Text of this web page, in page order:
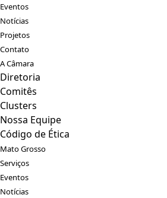
Eventos
Notícias
Projetos
Contato
A Câmara
Diretoria
Comitês
Clusters
Nossa Equipe
Código de Ética
Mato Grosso
Serviços
Eventos
Notícias